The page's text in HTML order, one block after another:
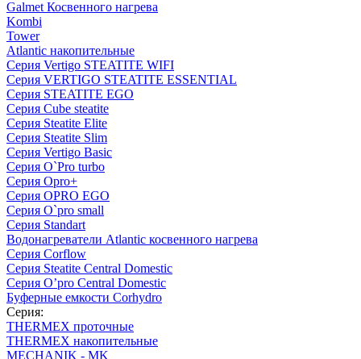
Galmet Косвенного нагрева
Kombi
Tower
Atlantic накопительные
Серия Vertigo STEATITE WIFI
Серия VERTIGO STEATITE ESSENTIAL
Серия STEATITE EGO
Серия Cube steatite
Серия Steatite Elite
Серия Steatite Slim
Серия Vertigo Basic
Серия O`Pro turbo
Серия Opro+
Серия OPRO EGO
Серия O`pro small
Серия Standart
Водонагреватели Atlantic косвенного нагрева
Серия Corflow
Серия Steatite Central Domestic
Серия O’pro Central Domestic
Буферные емкости Corhydro
Серия:
THERMEX проточные
THERMEX накопительные
MECHANIK - MK